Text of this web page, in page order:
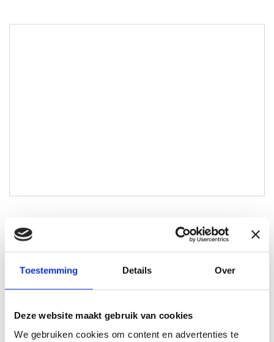
Toestemming Details Over
Deze website maakt gebruik van cookies
We gebruiken cookies om content en advertenties te
0642721788